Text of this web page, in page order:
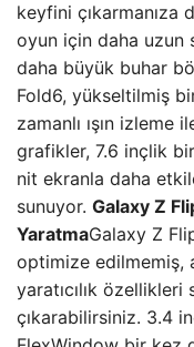
keyfini çıkarmanıza
oyun için daha uzun
daha büyük buhar
Fold6, yükseltilmiş
zamanlı ışın izleme
grafikler, 7.6 inçlik
nit ekranla daha
sunuyor. Galaxy Z
YaratmaGalaxy Z
optimize edilmemiş,
yaratıcılık özellikleri
çıkarabilirsiniz. 3.4